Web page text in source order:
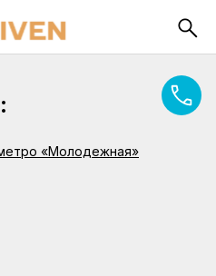
«Молодежная»